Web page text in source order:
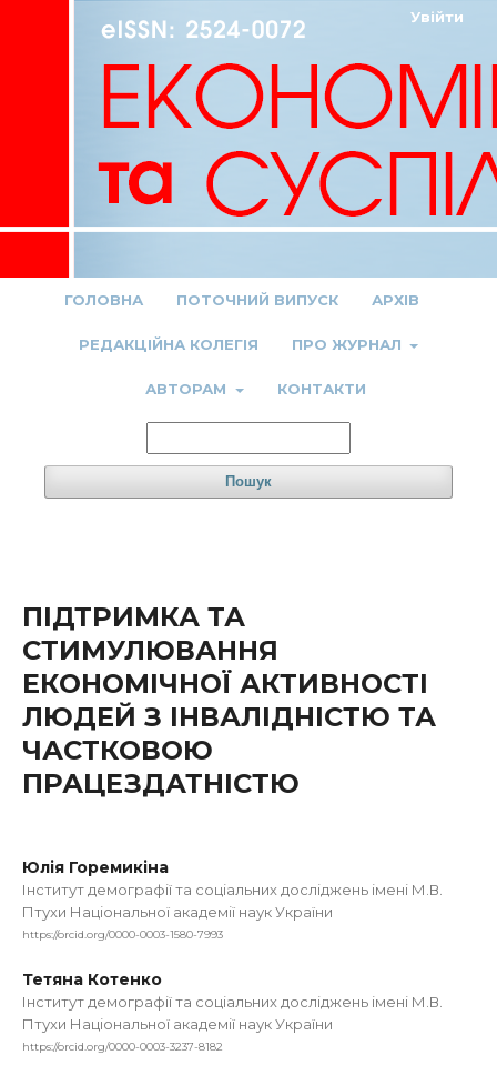
ГОЛОВНА ПОТОЧНИЙ ВИПУСК АРХІВ
РЕДАКЦІЙНА КОЛЕГІЯ ПРО ЖУРНАЛ
АВТОРАМ КОНТАКТИ
Пошук
Увійти
ПІДТРИМКА ТА
СТИМУЛЮВАННЯ
ЕКОНОМІЧНОЇ АКТИВНОСТІ
ЛЮДЕЙ З ІНВАЛІДНІСТЮ ТА
ЧАСТКОВОЮ
ПРАЦЕЗДАТНІСТЮ
Юлія Горемикіна
Інститут демографії та соціальних досліджень імені М.В.
Птухи Національної академії наук України
https://orcid.org/0000-0003-1580-7993
Тетяна Котенко
Інститут демографії та соціальних досліджень імені М.В.
Птухи Національної академії наук України
https://orcid.org/0000-0003-3237-8182